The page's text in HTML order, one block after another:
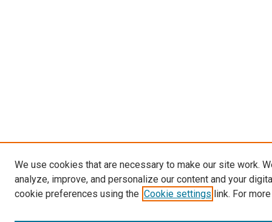
We use cookies that are necessary to make our site work.
analyze, improve, and personalize our content and your
cookie preferences using the Cookie settings link. For